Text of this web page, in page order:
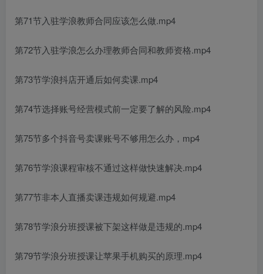
第71节入驻学浪教师合同应该怎么做.mp4
第72节入驻学浪怎么办理教师合同和教师资格.mp4
第73节学浪抖店开通后如何卖课.mp4
第74节选择账号经营模式前一定要了解的风险.mp4
第75节多个抖音号卖课账号不够用怎么办，mp4
第76节学浪课程审核不通过这样做快速解决.mp4
第77节非本人直播卖课违规如何规避.mp4
第78节学浪分班授课被下架这样做是违规的.mp4
第79节学浪分班授课让苹果手机购买的原理.mp4